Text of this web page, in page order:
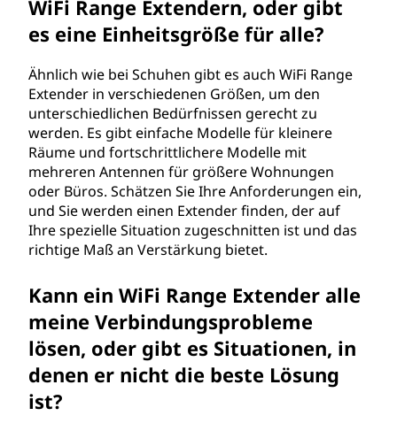
WiFi Range Extendern, oder gibt
es eine Einheitsgröße für alle?
Ähnlich wie bei Schuhen gibt es auch WiFi Range
Extender in verschiedenen Größen, um den
unterschiedlichen Bedürfnissen gerecht zu
werden. Es gibt einfache Modelle für kleinere
Räume und fortschrittlichere Modelle mit
mehreren Antennen für größere Wohnungen
oder Büros. Schätzen Sie Ihre Anforderungen ein,
und Sie werden einen Extender finden, der auf
Ihre spezielle Situation zugeschnitten ist und das
richtige Maß an Verstärkung bietet.
Kann ein WiFi Range Extender alle
meine Verbindungsprobleme
lösen, oder gibt es Situationen, in
denen er nicht die beste Lösung
ist?